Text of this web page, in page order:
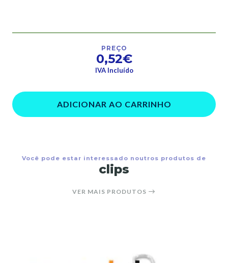
PREÇO
0,52€
IVA Incluído
ADICIONAR AO CARRINHO
Você pode estar interessado noutros produtos de
clips
VER MAIS PRODUTOS